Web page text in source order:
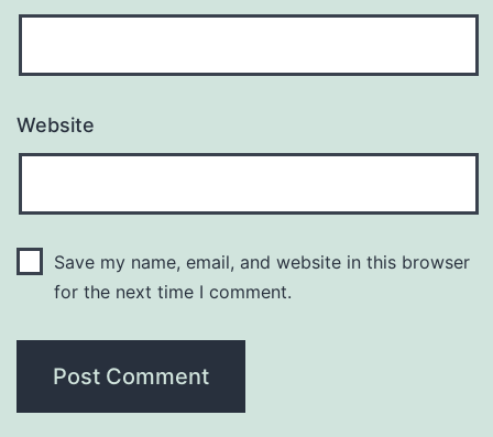
Website
Save my name, email, and website in this browser
for the next time I comment.